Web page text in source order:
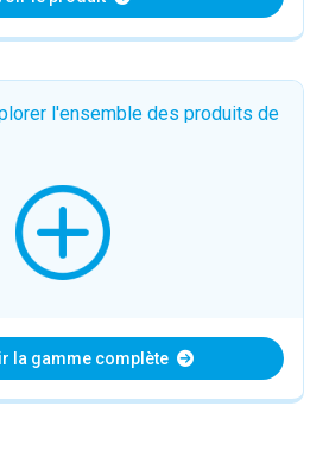
l'ensemble des produits de
la gamme complète